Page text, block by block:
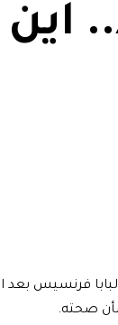
أين
فرنسيس بعد
صحته.